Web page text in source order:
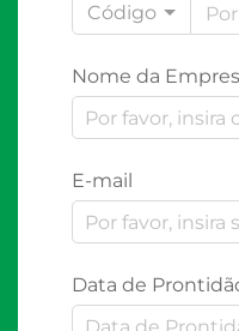
Código
Nome da
E-mail
Data de